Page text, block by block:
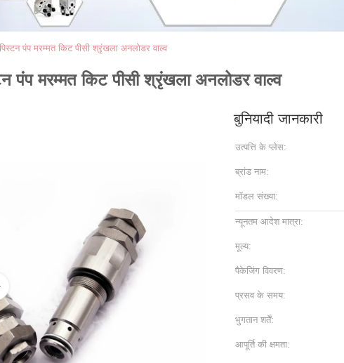
पंप मरम्मत किट पीसी श्रृंखला अनलोडर वाल्व
पंप मरम्मत किट पीसी श्रृंखला अनलोडर वाल्व
बुनियादी जानकारी
उत्पत्ति के प्लेस:
ब्रांड नाम:
मॉडल संख्या:
न्यूनतम आदेश मात्रा:
मूल्य:
पैकेजिंग विवरण:
प्रसव के समय:
भुगतान शर्तें:
आपूर्ति की क्षमता: